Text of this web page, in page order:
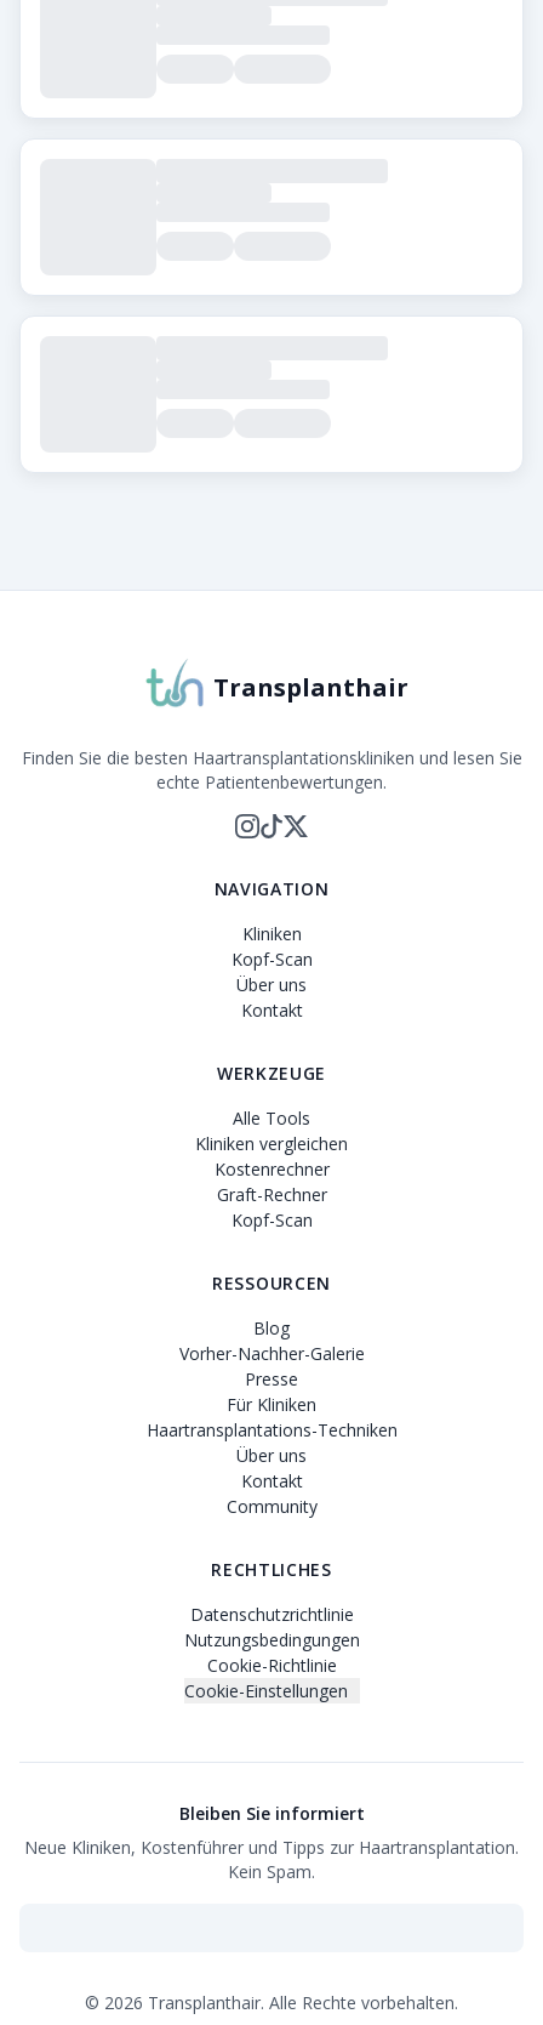
Transplanthair
Finden Sie die besten Haartransplantationskliniken und lesen Sie
echte Patientenbewertungen.
NAVIGATION
Kliniken
Kopf-Scan
Über uns
Kontakt
WERKZEUGE
Alle Tools
Kliniken vergleichen
Kostenrechner
Graft-Rechner
Kopf-Scan
RESSOURCEN
Blog
Vorher-Nachher-Galerie
Presse
Für Kliniken
Haartransplantations-Techniken
Über uns
Kontakt
Community
RECHTLICHES
Datenschutzrichtlinie
Nutzungsbedingungen
Cookie-Richtlinie
Cookie-Einstellungen
Bleiben Sie informiert
Neue Kliniken, Kostenführer und Tipps zur Haartransplantation.
Kein Spam.
© 2026 Transplanthair. Alle Rechte vorbehalten.